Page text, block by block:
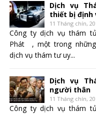
Dịch vụ
thiết bị định
11 Tháng chín,
Công ty dịch vụ thám
Phát , một trong
dịch vụ thám tư uy...
Dịch vụ
người thân
11 Tháng chín,
Công ty dịch vụ thám